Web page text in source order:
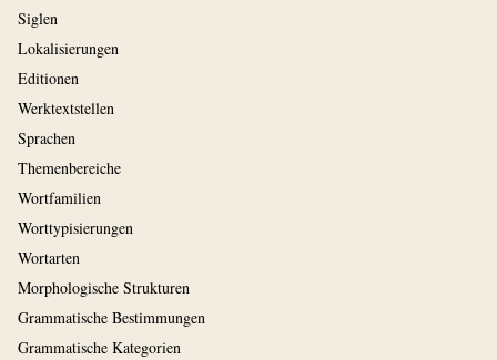
Siglen
Lokalisierungen
Editionen
Werktextstellen
Sprachen
Themenbereiche
Wortfamilien
Worttypisierungen
Wortarten
Morphologische Strukturen
Grammatische Bestimmungen
Grammatische Kategorien